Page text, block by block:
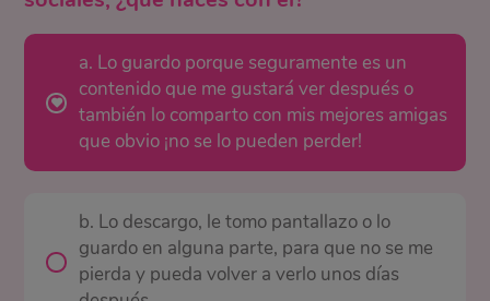
a. Lo guardo porque seguramente es un
contenido que me gustará ver después o
también lo comparto con mis mejores amigas
que obvio ¡no se lo pueden perder!
b. Lo descargo, le tomo pantallazo o lo
guardo en alguna parte, para que no se me
pierda y pueda volver a verlo unos días